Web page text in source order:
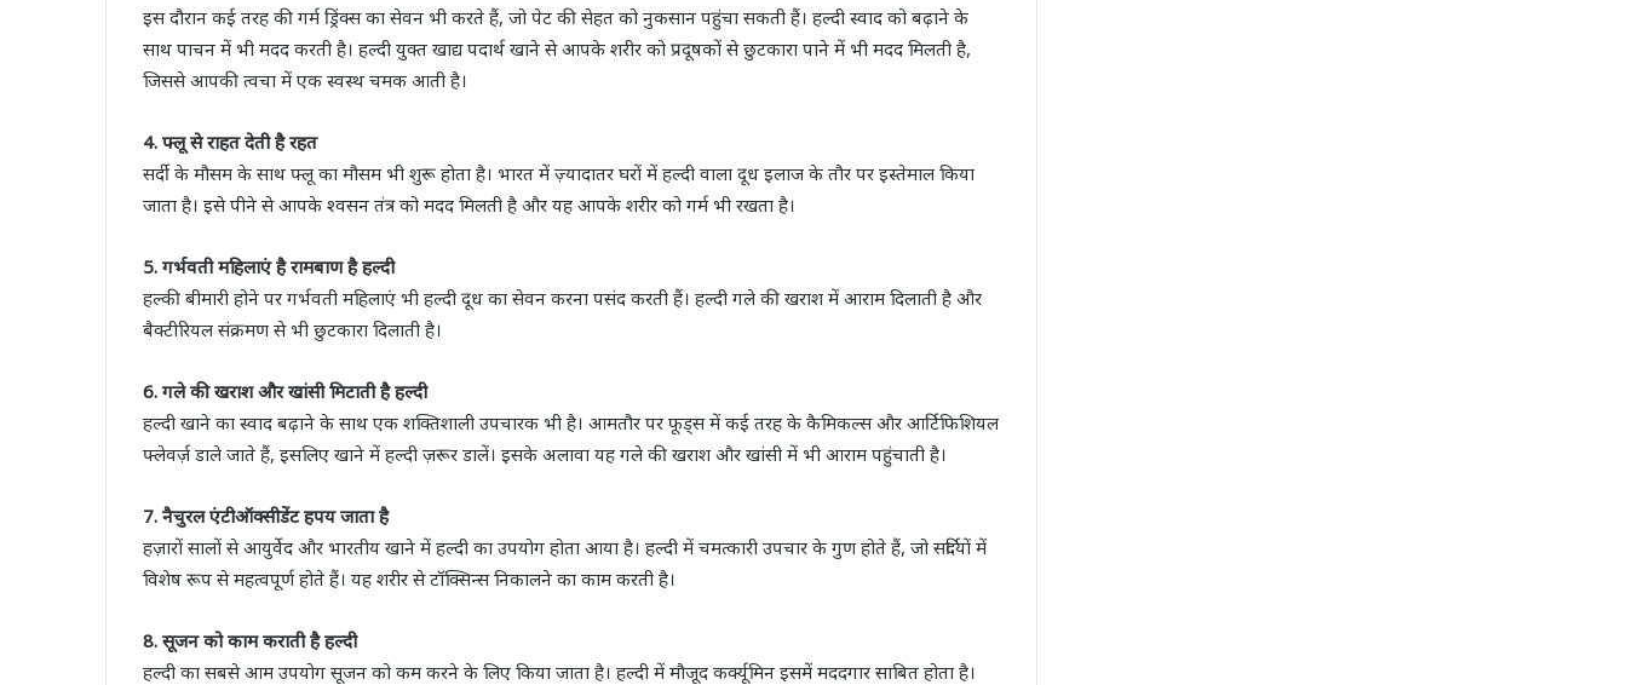
इस दौरान कई तरह की गर्म ड्रिंक्स का सेवन भी करते हैं, जो पेट की सेहत को नुकसान पहुंचा सकती हैं। हल्दी स्वाद को बढ़ाने के
साथ पाचन में भी मदद करती है। हल्दी युक्त खाद्य पदार्थ खाने से आपके शरीर को प्रदूषकों से छुटकारा पाने में भी मदद मिलती है,
जिससे आपकी त्वचा में एक स्वस्थ चमक आती है।
4. फ्लू से राहत देती है रहत
सर्दी के मौसम के साथ फ्लू का मौसम भी शुरू होता है। भारत में ज़्यादातर घरों में हल्दी वाला दूध इलाज के तौर पर इस्तेमाल किया
जाता है। इसे पीने से आपके श्वसन तंत्र को मदद मिलती है और यह आपके शरीर को गर्म भी रखता है।
5. गर्भवती महिलाएं है रामबाण है हल्दी
हल्की बीमारी होने पर गर्भवती महिलाएं भी हल्दी दूध का सेवन करना पसंद करती हैं। हल्दी गले की खराश में आराम दिलाती है और
बैक्टीरियल संक्रमण से भी छुटकारा दिलाती है।
6. गले की खराश और खांसी मिटाती है हल्दी
हल्दी खाने का स्वाद बढ़ाने के साथ एक शक्तिशाली उपचारक भी है। आमतौर पर फूड्स में कई तरह के कैमिकल्स और आर्टिफिशियल
फ्लेवर्ज़ डाले जाते हैं, इसलिए खाने में हल्दी ज़रूर डालें। इसके अलावा यह गले की खराश और खांसी में भी आराम पहुंचाती है।
7. नैचुरल एंटीऑक्सीडेंट हपय जाता है
हज़ारों सालों से आयुर्वेद और भारतीय खाने में हल्दी का उपयोग होता आया है। हल्दी में चमत्कारी उपचार के गुण होते हैं, जो सर्दियों में
विशेष रूप से महत्वपूर्ण होते हैं। यह शरीर से टॉक्सिन्स निकालने का काम करती है।
8. सूजन को काम कराती है हल्दी
हल्दी का सबसे आम उपयोग सूजन को कम करने के लिए किया जाता है। हल्दी में मौजूद कर्क्यूमिन इसमें मददगार साबित होता है।